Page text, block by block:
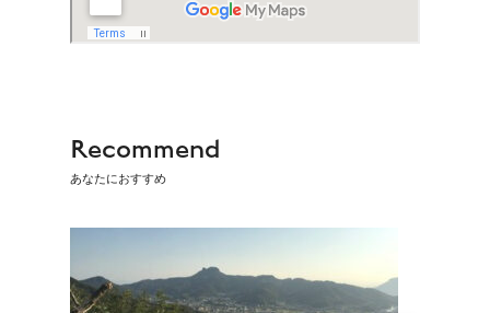
Recommend
あなたにおすすめ